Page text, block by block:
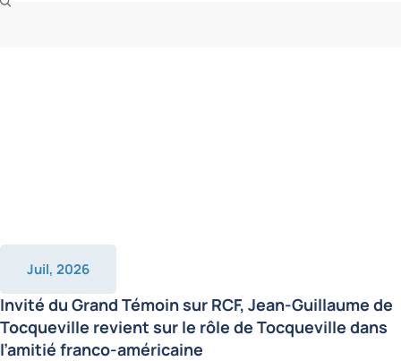
Juil, 2026
Invité du Grand Témoin sur RCF, Jean-Guillaume de
Tocqueville revient sur le rôle de Tocqueville dans
l’amitié franco-américaine